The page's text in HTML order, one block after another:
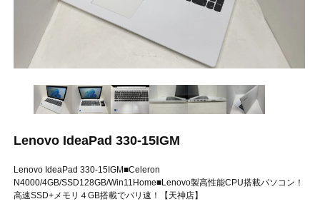
Lenovo IdeaPad 330-15IGM
Lenovo IdeaPad 330-15IGM■Celeron
N4000/4GB/SSD128GB/Win11Home■Lenovo製高性能CPU搭載パソコン！
高速SSD+メモリ４GB搭載でバリ速！【天神店】